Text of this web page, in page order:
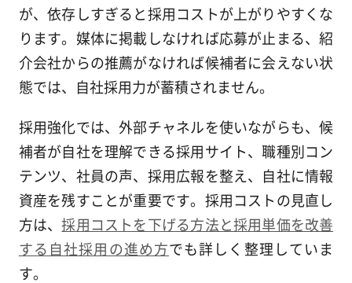
が、依存しすぎると採用コストが上がりやすくな
ります。媒体に掲載しなければ応募が止まる、紹
介会社からの推薦がなければ候補者に会えない状
態では、自社採用力が蓄積されません。
採用強化では、外部チャネルを使いながらも、候
補者が自社を理解できる採用サイト、職種別コン
テンツ、社員の声、採用広報を整え、自社に情報
資産を残すことが重要です。採用コストの見直し
方は、採用コストを下げる方法と採用単価を改善
する自社採用の進め方でも詳しく整理していま
す。